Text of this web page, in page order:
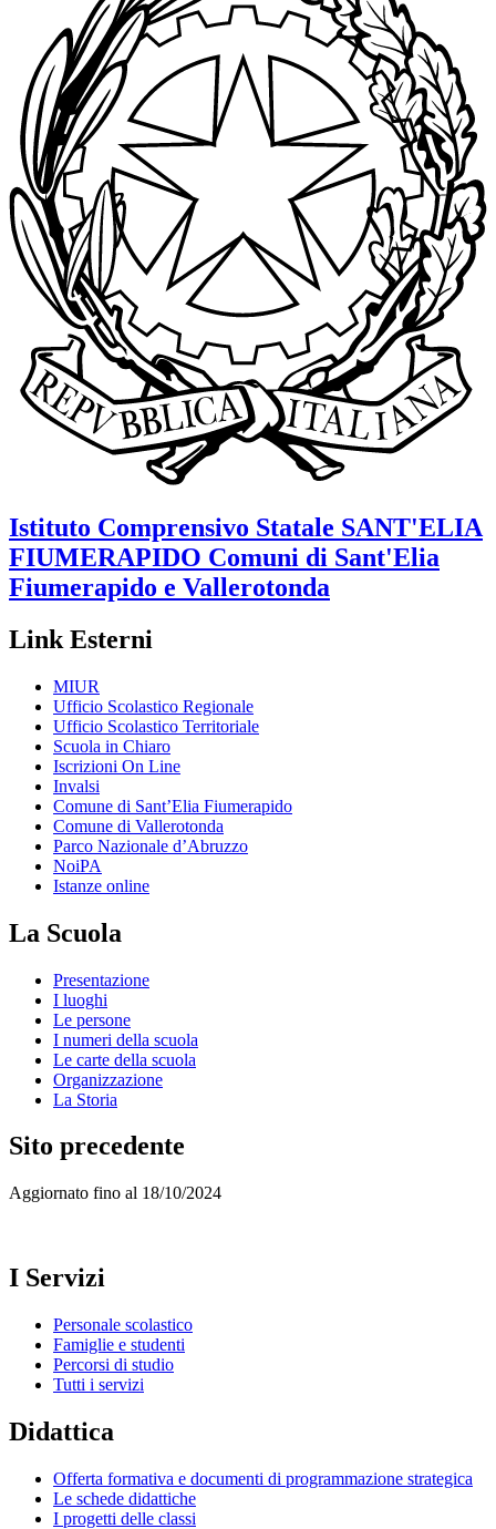
Istituto Comprensivo Statale SANT'ELIA
FIUMERAPIDO Comuni di Sant'Elia
Fiumerapido e Vallerotonda
Link Esterni
MIUR
Ufficio Scolastico Regionale
Ufficio Scolastico Territoriale
Scuola in Chiaro
Iscrizioni On Line
Invalsi
Comune di Sant’Elia Fiumerapido
Comune di Vallerotonda
Parco Nazionale d’Abruzzo
NoiPA
Istanze online
La Scuola
Presentazione
I luoghi
Le persone
I numeri della scuola
Le carte della scuola
Organizzazione
La Storia
Sito precedente
Aggiornato fino al 18/10/2024
I Servizi
Personale scolastico
Famiglie e studenti
Percorsi di studio
Tutti i servizi
Didattica
Offerta formativa e documenti di programmazione strategica
Le schede didattiche
I progetti delle classi